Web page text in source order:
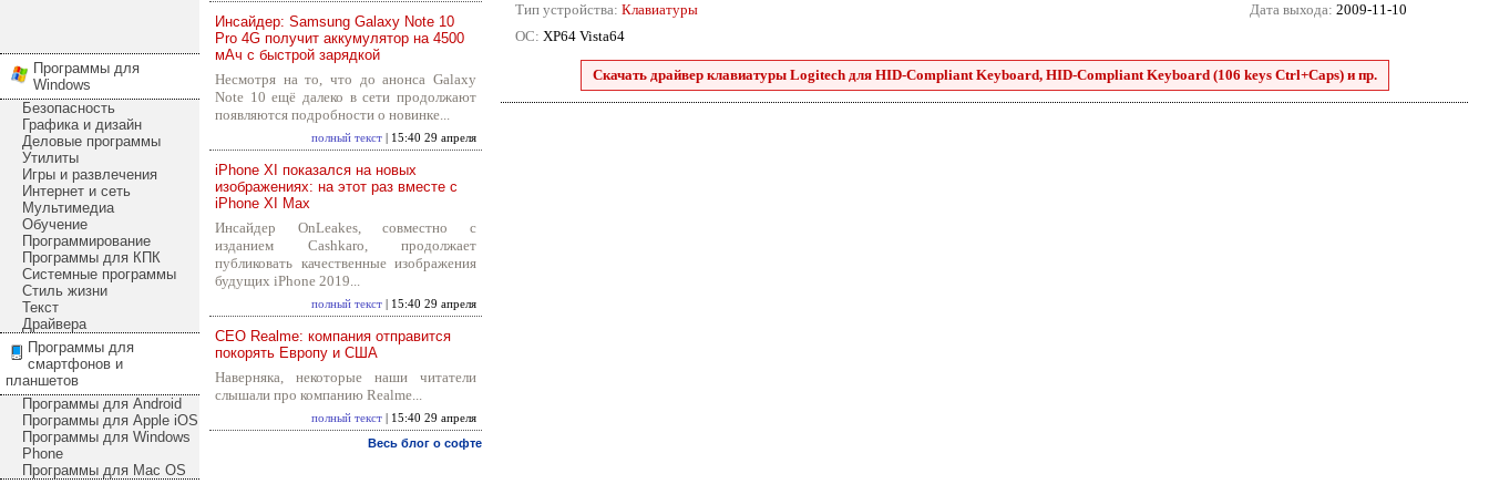
Программы для
Windows
Безопасность
Графика и дизайн
Деловые программы
Утилиты
Игры и развлечения
Интернет и сеть
Мультимедиа
Обучение
Программирование
Программы для КПК
Системные программы
Стиль жизни
Текст
Драйвера
Программы для
смартфонов и
планшетов
Программы для Android
Программы для Apple iOS
Программы для Windows
Phone
Программы для Mac OS
Инсайдер: Samsung Galaxy Note 10
Pro 4G получит аккумулятор на 4500
мАч с быстрой зарядкой
Несмотря на то, что до анонса Galaxy
Note 10 ещё далеко в сети продолжают
появляются подробности о новинке...
полный текст | 15:40 29 апреля
iPhone XI показался на новых
изображениях: на этот раз вместе с
iPhone XI Max
Инсайдер OnLeakes, совместно с
изданием Cashkaro, продолжает
публиковать качественные изображения
будущих iPhone 2019...
полный текст | 15:40 29 апреля
CEO Realme: компания отправится
покорять Европу и США
Наверняка, некоторые наши читатели
слышали про компанию Realme...
полный текст | 15:40 29 апреля
Весь блог о софте
Тип устройства: Клавиатуры
ОС: XP64 Vista64
Дата выхода: 2009-11-10
Скачать драйвер клавиатуры Logitech для HID-Compliant Keyboard, HID-Compliant Keyboard (106 keys Ctrl+Caps) и пр.